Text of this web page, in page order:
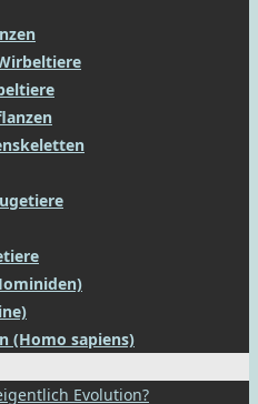
(Homo sapiens)
Evolution?